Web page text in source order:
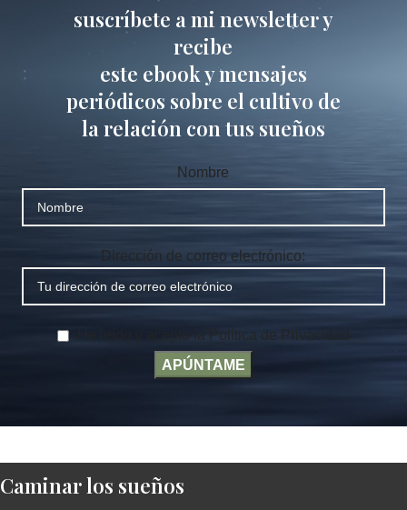
suscríbete a mi newsletter y
recibe
este ebook y mensajes
periódicos sobre el cultivo de
la relación con tus sueños
Nombre
Dirección de correo electrónico:
He leído y acepto la Política de Privacidad
Caminar los sueños